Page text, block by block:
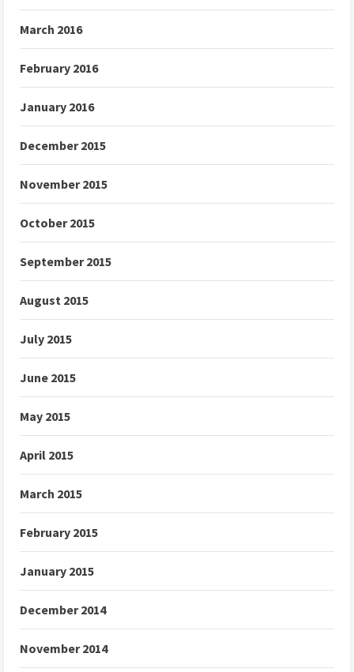
March 2016
February 2016
January 2016
December 2015
November 2015
October 2015
September 2015
August 2015
July 2015
June 2015
May 2015
April 2015
March 2015
February 2015
January 2015
December 2014
November 2014